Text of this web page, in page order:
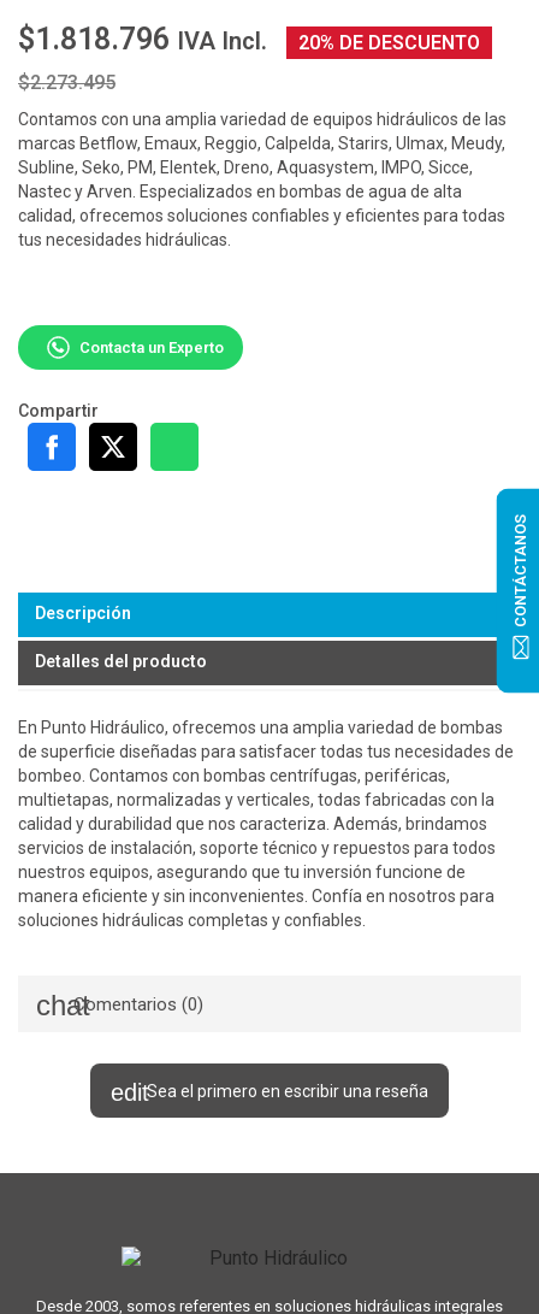
$1.818.796 IVA Incl.
20% DE DESCUENTO
$2.273.495
Contamos con una amplia variedad de equipos hidráulicos de las
marcas Betflow, Emaux, Reggio, Calpelda, Starirs, Ulmax, Meudy,
Subline, Seko, PM, Elentek, Dreno, Aquasystem, IMPO, Sicce,
Nastec y Arven. Especializados en bombas de agua de alta
calidad, ofrecemos soluciones confiables y eficientes para todas
tus necesidades hidráulicas.
Contacta un Experto
Compartir
Descripción
Detalles del producto
En Punto Hidráulico, ofrecemos una amplia variedad de bombas
de superficie diseñadas para satisfacer todas tus necesidades de
bombeo. Contamos con bombas centrífugas, periféricas,
multietapas, normalizadas y verticales, todas fabricadas con la
calidad y durabilidad que nos caracteriza. Además, brindamos
servicios de instalación, soporte técnico y repuestos para todos
nuestros equipos, asegurando que tu inversión funcione de
manera eficiente y sin inconvenientes. Confía en nosotros para
soluciones hidráulicas completas y confiables.
Comentarios (0)
Sea el primero en escribir una reseña
Desde 2003, somos referentes en soluciones hidráulicas integrales
CONTÁCTANOS